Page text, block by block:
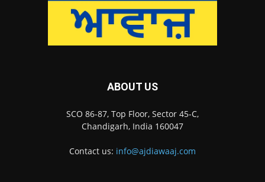
ABOUT US
SCO 86-87, Top Floor, Sector 45-C,
Chandigarh, India 160047
Contact us: info@ajdiawaaj.com